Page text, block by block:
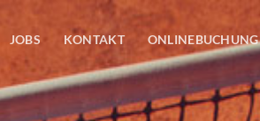
JOBS KONTAKT ONLINEBUCHUNG